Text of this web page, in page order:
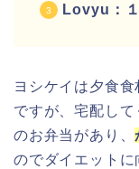
Lovyu：
ヨシケイは夕食
ですが、宅配し
のお弁当があり、
のでダイエットに